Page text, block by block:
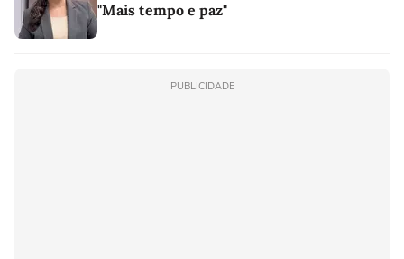
"Mais tempo e paz"
PUBLICIDADE